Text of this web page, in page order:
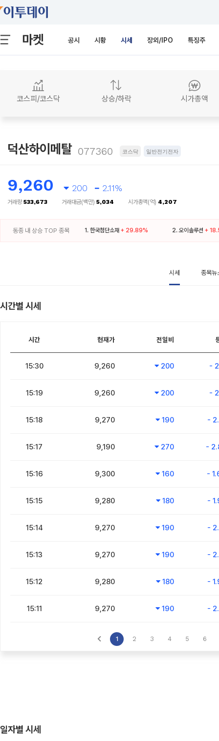
마켓 공시 시황 시세 장외/IPO 특징주
코스피/코스닥 상승/하락 시가총액
덕산하이메탈 077360 코스닥 일반전기전자
9,260 200 2.11%
거래량533,673 거래대금(백만) 5,034 시가총액(억) 4,207
동종 내 상승 TOP 종목 1. 한국첨단소재 + 29.89% 2.오이솔루션 +
시세 종목뉴